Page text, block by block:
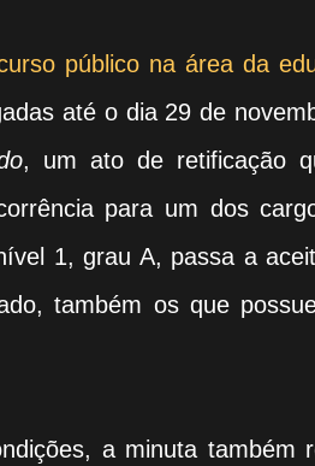
público na área da
até o dia 29 de
, um ato de retificação
para um dos
1, grau A, passa a
também os que
a minuta também